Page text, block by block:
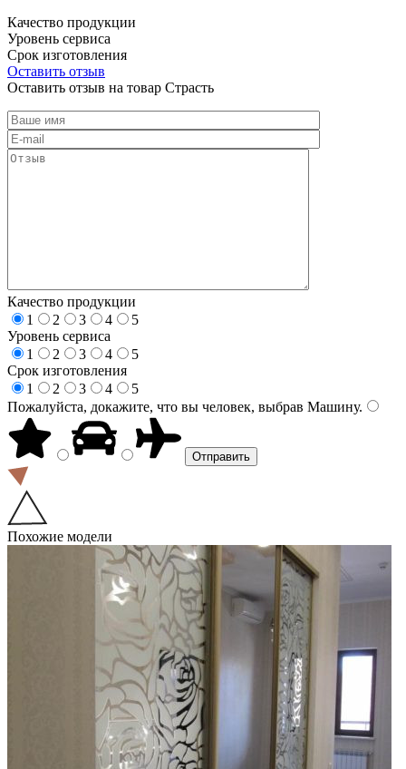
Качество продукции
Уровень сервиса
Срок изготовления
Оставить отзыв
Оставить отзыв на товар Страсть
Качество продукции
1
2 3 4
5
Уровень сервиса
1
2 3 4
5
Срок изготовления
1
2 3 4
5
Пожалуйста, докажите, что вы человек, выбрав Машину.
Похожие модели